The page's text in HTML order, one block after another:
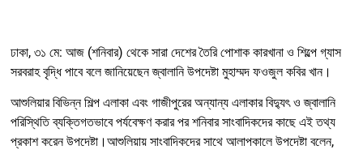
ঢাকা, ৩১ মে: আজ (শনিবার) থেকে সারা দেশের তৈরি পোশাক কারখানা ও শিল্পে গ্যাস
সরবরাহ বৃদ্ধি পাবে বলে জানিয়েছেন জ্বালানি উপদেষ্টা মুহাম্মদ ফওজুল কবির খান।
আশুলিয়ার বিভিন্ন শিল্প এলাকা এবং গাজীপুরের অন্যান্য এলাকার বিদ্যুৎ ও জ্বালানি
পরিস্থিতি ব্যক্তিগতভাবে পর্যবেক্ষণ করার পর শনিবার সাংবাদিকদের কাছে এই তথ্য
প্রকাশ করেন উপদেষ্টা।আশুলিয়ায় সাংবাদিকদের সাথে আলাপকালে উপদেষ্টা বলেন,